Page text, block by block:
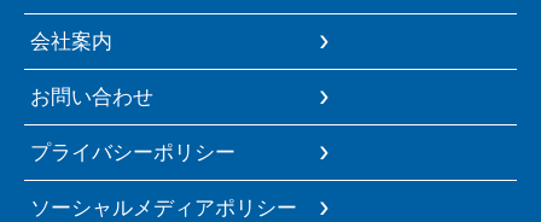
会社案内
お問い合わせ
プライバシーポリシー
ソーシャルメディアポリシー